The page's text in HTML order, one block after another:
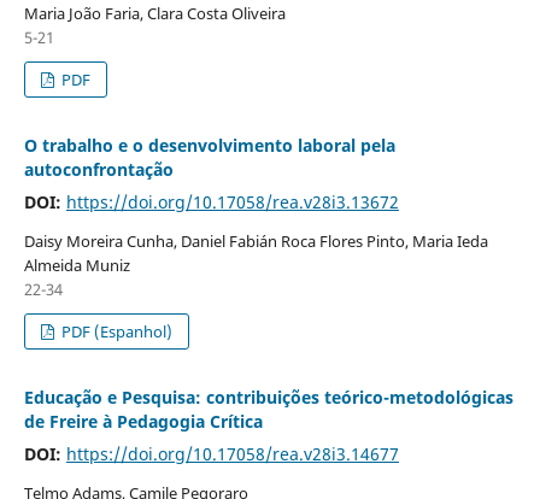
Maria João Faria, Clara Costa Oliveira
5-21
PDF
O trabalho e o desenvolvimento laboral pela
autoconfrontação
DOI: https://doi.org/10.17058/rea.v28i3.13672
Daisy Moreira Cunha, Daniel Fabián Roca Flores Pinto, Maria Ieda
Almeida Muniz
22-34
PDF (Espanhol)
Educação e Pesquisa: contribuições teórico-metodológicas
de Freire à Pedagogia Crítica
DOI: https://doi.org/10.17058/rea.v28i3.14677
Telmo Adams, Camile Pegoraro